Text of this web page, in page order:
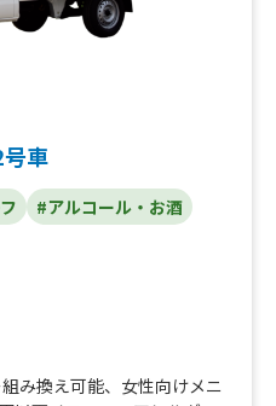
車
#アルコール・お酒
み換え可能、 女性向けメニ